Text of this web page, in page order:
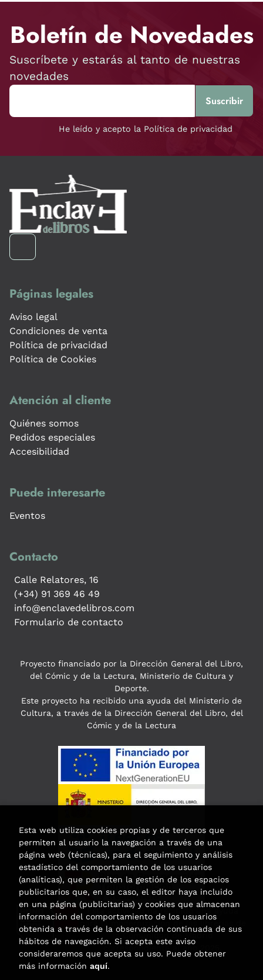
Boletín de Novedades
Suscríbete y estarás al tanto de nuestras
novedades
He leído y acepto la Política de privacidad
Páginas legales
Aviso legal
Condiciones de venta
Política de privacidad
Política de Cookies
Atención al cliente
Quiénes somos
Pedidos especiales
Accesibilidad
Puede interesarte
Eventos
Contacto
Calle Relatores, 16
(+34) 91 369 46 49
info@enclavedelibros.com
Formulario de contacto
Proyecto financiado por la Dirección General del Libro,
del Cómic y de la Lectura, Ministerio de Cultura y
Deporte.
Este proyecto ha recibido una ayuda del Ministerio de
Cultura, a través de la Dirección General del Libro, del
Cómic y de la Lectura
Esta actividad ha recibido una ayuda
para la modernización de las librerías de
la Comunidad de Madrid
correspondiente al año 2025.
Esta web utiliza cookies propias y de terceros que
permiten al usuario la navegación a través de una
página web (técnicas), para el seguimiento y análisis
estadístico del comportamiento de los usuarios
(analíticas), que permiten la gestión de los espacios
publicitarios que, en su caso, el editor haya incluido
en una página (publicitarias) y cookies que almacenan
información del comportamiento de los usuarios
obtenida a través de la observación continuada de sus
hábitos de navegación. Si acepta este aviso
consideraremos que acepta su uso. Puede obtener
más información aquí.